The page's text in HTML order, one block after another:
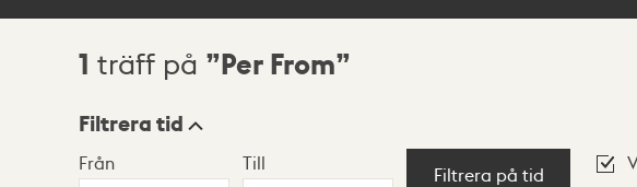
Sökresultat
1 träff på Per From
Visningsläge
Filtrera tid
Från Till
Filtrera på tid